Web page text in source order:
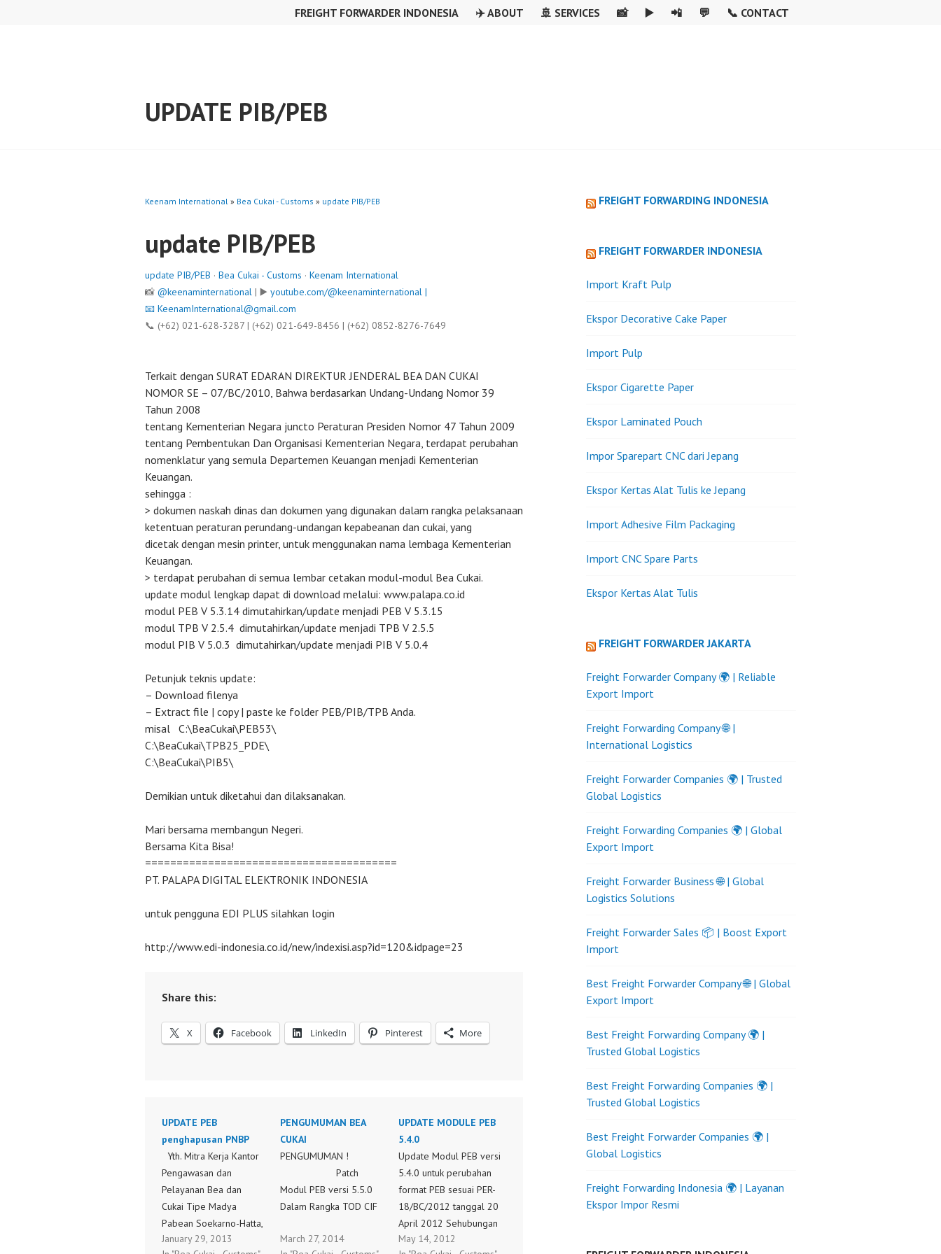
FREIGHT FORWARDER INDONESIA ✈️ ABOUT 🚢 SERVICES 📸 ▶️ 📲 💬 📞 CONTACT
UPDATE PIB/PEB
Keenam International » Bea Cukai - Customs » update PIB/PEB
update PIB/PEB
update PIB/PEB · Bea Cukai - Customs · Keenam International
📸 @keenaminternational | ▶️ youtube.com/@keenaminternational |
📧 KeenamInternational@gmail.com
📞 (+62) 021-628-3287 | (+62) 021-649-8456 | (+62) 0852-8276-7649
Terkait dengan SURAT EDARAN DIREKTUR JENDERAL BEA DAN CUKAI
NOMOR SE – 07/BC/2010, Bahwa berdasarkan Undang-Undang Nomor 39
Tahun 2008
tentang Kementerian Negara juncto Peraturan Presiden Nomor 47 Tahun 2009
tentang Pembentukan Dan Organisasi Kementerian Negara, terdapat perubahan
nomenklatur yang semula Departemen Keuangan menjadi Kementerian
Keuangan.
sehingga :
> dokumen naskah dinas dan dokumen yang digunakan dalam rangka pelaksanaan
ketentuan peraturan perundang-undangan kepabeanan dan cukai, yang
dicetak dengan mesin printer, untuk menggunakan nama lembaga Kementerian
Keuangan.
> terdapat perubahan di semua lembar cetakan modul-modul Bea Cukai.
update modul lengkap dapat di download melalui: www.palapa.co.id
modul PEB V 5.3.14 dimutahirkan/update menjadi PEB V 5.3.15
modul TPB V 2.5.4 dimutahirkan/update menjadi TPB V 2.5.5
modul PIB V 5.0.3 dimutahirkan/update menjadi PIB V 5.0.4
Petunjuk teknis update:
– Download filenya
– Extract file | copy | paste ke folder PEB/PIB/TPB Anda.
misal C:\BeaCukai\PEB53\
C:\BeaCukai\TPB25_PDE\
C:\BeaCukai\PIB5\
Demikian untuk diketahui dan dilaksanakan.
Mari bersama membangun Negeri.
Bersama Kita Bisa!
========================================
PT. PALAPA DIGITAL ELEKTRONIK INDONESIA
untuk pengguna EDI PLUS silahkan login
http://www.edi-indonesia.co.id/new/indexisi.asp?id=120&idpage=23
Share this:
X Facebook LinkedIn Pinterest More
UPDATE PEB
penghapusan PNBP
Yth. Mitra Kerja Kantor
Pengawasan dan
Pelayanan Bea dan
Cukai Tipe Madya
Pabean Soekarno-Hatta,
Sehubungan dengan
January 29, 2013
PENGUMUMAN BEA
CUKAI
PENGUMUMAN !
Patch
Modul PEB versi 5.5.0
Dalam Rangka TOD CIF
Sehubungan
March 27, 2014
UPDATE MODULE PEB
5.4.0
Update Modul PEB versi
5.4.0 untuk perubahan
format PEB sesuai PER-
18/BC/2012 tanggal 20
April 2012 Sehubungan
dengan diberlakukannya
May 14, 2012
FREIGHT FORWARDING INDONESIA
FREIGHT FORWARDER INDONESIA
Import Kraft Pulp
Ekspor Decorative Cake Paper
Import Pulp
Ekspor Cigarette Paper
Ekspor Laminated Pouch
Impor Sparepart CNC dari Jepang
Ekspor Kertas Alat Tulis ke Jepang
Import Adhesive Film Packaging
Import CNC Spare Parts
Ekspor Kertas Alat Tulis
FREIGHT FORWARDER JAKARTA
Freight Forwarder Company 🌍 | Reliable
Export Import
Freight Forwarding Company 🌐 |
International Logistics
Freight Forwarder Companies 🌍 | Trusted
Global Logistics
Freight Forwarding Companies 🌍 | Global
Export Import
Freight Forwarder Business 🌐 | Global
Logistics Solutions
Freight Forwarder Sales 📦 | Boost Export
Import
Best Freight Forwarder Company 🌐 | Global
Export Import
Best Freight Forwarding Company 🌍 |
Trusted Global Logistics
Best Freight Forwarding Companies 🌍 |
Trusted Global Logistics
Best Freight Forwarder Companies 🌍 |
Global Logistics
Freight Forwarding Indonesia 🌍 | Layanan
Ekspor Impor Resmi